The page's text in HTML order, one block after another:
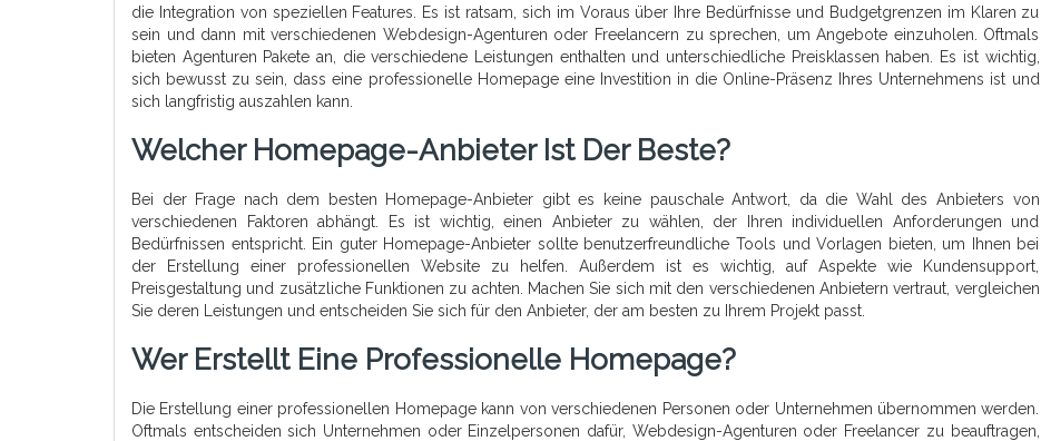
die Integration von speziellen Features. Es ist ratsam, sich im Voraus über Ihre Bedürfnisse und Budgetgrenzen im Klaren zu
sein und dann mit verschiedenen Webdesign-Agenturen oder Freelancern zu sprechen, um Angebote einzuholen. Oftmals
bieten Agenturen Pakete an, die verschiedene Leistungen enthalten und unterschiedliche Preisklassen haben. Es ist wichtig,
sich bewusst zu sein, dass eine professionelle Homepage eine Investition in die Online-Präsenz Ihres Unternehmens ist und
sich langfristig auszahlen kann.
Welcher Homepage-Anbieter Ist Der Beste?
Bei der Frage nach dem besten Homepage-Anbieter gibt es keine pauschale Antwort, da die Wahl des Anbieters von
verschiedenen Faktoren abhängt. Es ist wichtig, einen Anbieter zu wählen, der Ihren individuellen Anforderungen und
Bedürfnissen entspricht. Ein guter Homepage-Anbieter sollte benutzerfreundliche Tools und Vorlagen bieten, um Ihnen bei
der Erstellung einer professionellen Website zu helfen. Außerdem ist es wichtig, auf Aspekte wie Kundensupport,
Preisgestaltung und zusätzliche Funktionen zu achten. Machen Sie sich mit den verschiedenen Anbietern vertraut, vergleichen
Sie deren Leistungen und entscheiden Sie sich für den Anbieter, der am besten zu Ihrem Projekt passt.
Wer Erstellt Eine Professionelle Homepage?
Die Erstellung einer professionellen Homepage kann von verschiedenen Personen oder Unternehmen übernommen werden.
Oftmals entscheiden sich Unternehmen oder Einzelpersonen dafür, Webdesign-Agenturen oder Freelancer zu beauftragen,